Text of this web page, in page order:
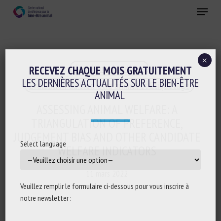
Menu
Cognition-émotions
Evaluation du bien-être animal et Etiquetage
TRIANGULATION OF PREFERENCE,
JUDGEMENT BIAS AND OTHER CANDIDATE
WELFARE INDICATORS
RECEVEZ CHAQUE MOIS GRATUITEMENT
LES DERNIÈRES ACTUALITÉS SUR LE BIEN-ÊTRE
ANIMAL
Select language
Veuillez remplir le formulaire ci-dessous pour vous inscrire à
notre newsletter :
×